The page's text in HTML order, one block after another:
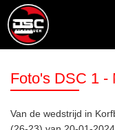
Foto's DSC 1 -
Van de wedstrijd in